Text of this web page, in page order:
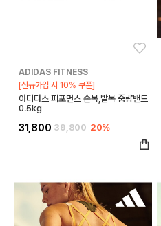
ADIDAS FITNESS
[신규가입 시 10% 쿠폰]
아디다스 퍼포먼스 손목,발목 중량밴드
0.5kg
31,800 39,800 20%